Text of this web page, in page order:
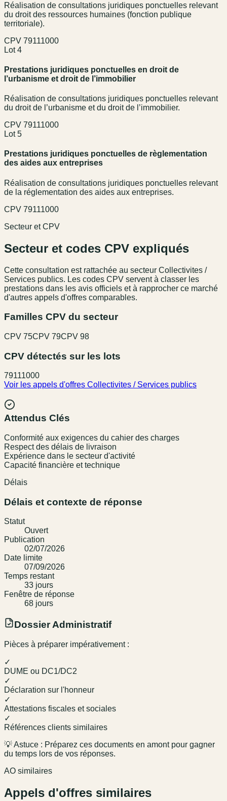
Réalisation de consultations juridiques ponctuelles relevant
du droit des ressources humaines (fonction publique
territoriale).
CPV 79111000
Lot 4
Prestations juridiques ponctuelles en droit de
l’urbanisme et droit de l’immobilier
Réalisation de consultations juridiques ponctuelles relevant
du droit de l’urbanisme et du droit de l’immobilier.
CPV 79111000
Lot 5
Prestations juridiques ponctuelles de règlementation
des aides aux entreprises
Réalisation de consultations juridiques ponctuelles relevant
de la réglementation des aides aux entreprises.
CPV 79111000
Secteur et CPV
Secteur et codes CPV expliqués
Cette consultation est rattachée au secteur Collectivites /
Services publics. Les codes CPV servent à classer les
prestations dans les avis officiels et à rapprocher ce marché
d'autres appels d'offres comparables.
Familles CPV du secteur
CPV 75CPV 79CPV 98
CPV détectés sur les lots
79111000
Voir les appels d'offres Collectivites / Services publics
Attendus Clés
Conformité aux exigences du cahier des charges
Respect des délais de livraison
Expérience dans le secteur d'activité
Capacité financière et technique
Délais
Délais et contexte de réponse
Statut
Ouvert
Publication
02/07/2026
Date limite
07/09/2026
Temps restant
33 jours
Fenêtre de réponse
68 jours
Dossier Administratif
Pièces à préparer impérativement :
✓
DUME ou DC1/DC2
✓
Déclaration sur l'honneur
✓
Attestations fiscales et sociales
✓
Références clients similaires
💡 Astuce : Préparez ces documents en amont pour gagner
du temps lors de vos réponses.
AO similaires
Appels d'offres similaires